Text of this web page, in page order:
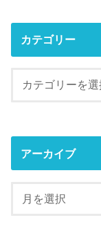
カテゴリー
アーカイブ